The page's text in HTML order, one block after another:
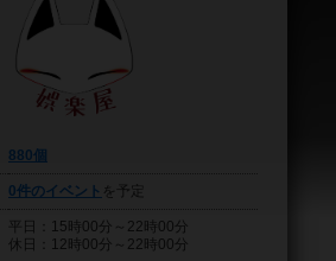
880個
0件のイベント を予定
平日：15時00分～22時00分
休日：12時00分～22時00分